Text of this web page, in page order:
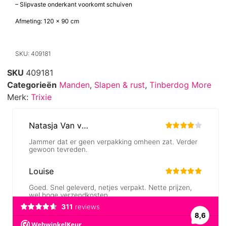
– Slipvaste onderkant voorkomt schuiven
Afmeting: 120 x 90 cm
SKU: 409181
SKU 409181
Categorieën Manden, Slapen & rust, Tinberdog More
Merk: Trixie